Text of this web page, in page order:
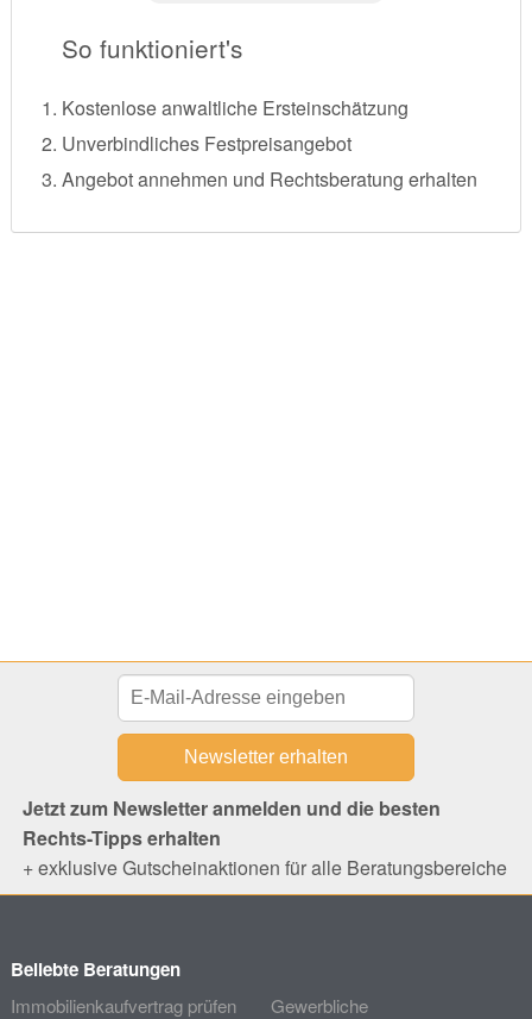
So funktioniert's
Kostenlose anwaltliche Ersteinschätzung
Unverbindliches Festpreisangebot
Angebot annehmen und Rechtsberatung erhalten
Jetzt zum Newsletter anmelden und die besten
Rechts-Tipps erhalten
+ exklusive Gutscheinaktionen für alle Beratungsbereiche
Beliebte Beratungen
Immobilienkaufvertrag prüfen
Gewerbliche